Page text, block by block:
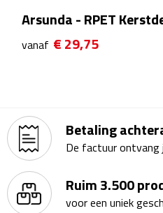
Naambadges &
Vlaggen
Bureau Toebehoren
Bureauklokken
Arsunda - RPET
vanaf € 29,75
Betaling
De factuur ontvang
Ruim 3.500
voor een uniek